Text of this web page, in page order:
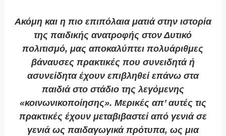
Ακόμη και η πιο επιπόλαια ματιά στην ιστορία
της παιδικής ανατροφής στον Δυτικό
πολιτισμό, μας αποκαλύπτει πολυάριθμες
βάναυσες πρακτικές που συνειδητά ή
ασυνείδητα έχουν επιβληθεί επάνω στα
παιδιά στο στάδιο της λεγόμενης
«κοινωνικοποίησης». Μερικές απ’ αυτές τις
πρακτικές έχουν μεταβιβαστεί από γενιά σε
γενιά ως παιδαγωγικά πρότυπα, ως μια